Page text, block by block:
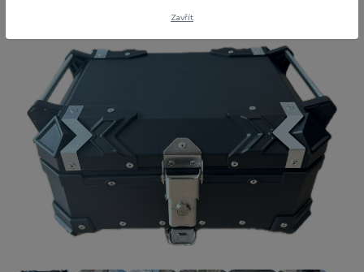
Zavřít